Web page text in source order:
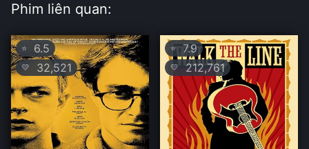
Phim liên quan:
⭐ 6.5
💛 32,521
⭐7.9
💛212,761